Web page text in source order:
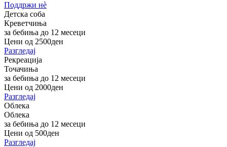
Поддржи нѐ
Детска соба
Креветчиња
за бебиња до 12 месеци
Цени од 2500ден
Разгледај
Рекреација
Точачиња
за бебиња до 12 месеци
Цени од 2000ден
Разгледај
Облека
Облека
за бебиња до 12 месеци
Цени од 500ден
Разгледај